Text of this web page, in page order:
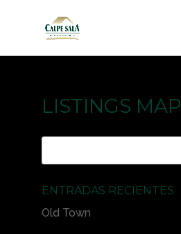
LISTINGS MAP
ENTRADAS RECIENTES
Old Town